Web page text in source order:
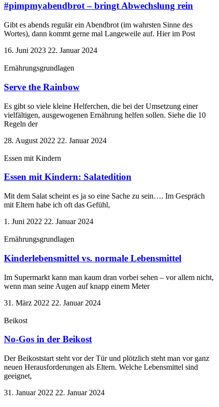
#pimpmyabendbrot – bringt Abwechslung rein
Gibt es abends regulär ein Abendbrot (im wahrsten Sinne des
Wortes), dann kommt gerne mal Langeweile auf. Hier im Post
16. Juni 2023 22. Januar 2024
Ernährungsgrundlagen
Serve the Rainbow
Es gibt so viele kleine Helferchen, die bei der Umsetzung einer
vielfältigen, ausgewogenen Ernährung helfen sollen. Siehe die 10
Regeln der
28. August 2022 22. Januar 2024
Essen mit Kindern
Essen mit Kindern: Salatedition
Mit dem Salat scheint es ja so eine Sache zu sein…. Im Gespräch
mit Eltern habe ich oft das Gefühl,
1. Juni 2022 22. Januar 2024
Ernährungsgrundlagen
Kinderlebensmittel vs. normale Lebensmittel
Im Supermarkt kann man kaum dran vorbei sehen – vor allem nicht,
wenn man seine Augen auf knapp einem Meter
31. März 2022 22. Januar 2024
Beikost
No-Gos in der Beikost
Der Beikoststart steht vor der Tür und plötzlich steht man vor ganz
neuen Herausforderungen als Eltern. Welche Lebensmittel sind
geeignet,
31. Januar 2022 22. Januar 2024